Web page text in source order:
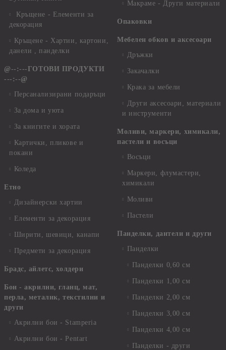
Кръщене - Елементи за
декорация
Кръщене - Хартии, картони,
данели , панделки
@--:---ГОТОВИ ПРОДУКТИ
---:--@
Персанализирани подаръци
За дома и уюта
За книгите и хората
Картички, пликове и
покани
Коледа
Етно
Дизайнерски хартии
Елементи за декорация
Ширити, шевици, канапи
Предмети за декорация
Брадс, айлетс, холдери
Бои - акрилни, гланц, мат,
перла, металик, текстилни и
други
Акрилни бои - Stamperia
Акрилни бои - Pentart
Макраме - Други материали
Опаковки
Мебелен обков и аксесоари
Дръжки
Закачалки
Крака за мебели
Други аксесоари, материали
и инструменти
Моливи, маркери, химикали,
пастели и восъци
Восъци
Маркери, флумастери,
химикали
Моливи
Пастели
Панделки, дантели и други
Панделки
Панделки 0,60 см
Панделки 1,00 см
Панделки 2,00 см
Панделки 3,00 см
Панделки 4,00 см
Панделки - други